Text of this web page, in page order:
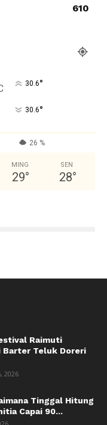
610
30.6°
30.6°
26 %
MING
29°
SEN
28°
Raimuti
Barter Teluk Doreri
2026
Tinggal Hitung
Capai 90...